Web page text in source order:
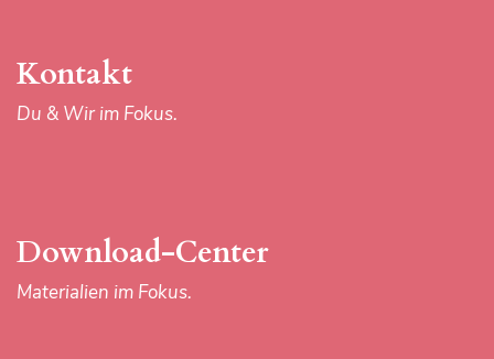
IMPRESSUM
Kontakt
Du & Wir im Fokus.
Download-Center
Materialien im Fokus.